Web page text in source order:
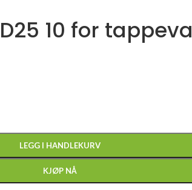
10 for
LEGG I HANDLEKURV
KJØP NÅ